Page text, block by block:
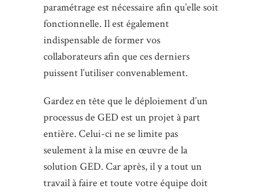
paramétrage est nécessaire afin qu’elle soit
fonctionnelle. Il est également
indispensable de former vos
collaborateurs afin que ces derniers
puissent l’utiliser convenablement.
Gardez en tête que le déploiement d’un
processus de GED est un projet à part
entière. Celui-ci ne se limite pas
seulement à la mise en œuvre de la
solution GED. Car après, il y a tout un
travail à faire et toute votre équipe doit